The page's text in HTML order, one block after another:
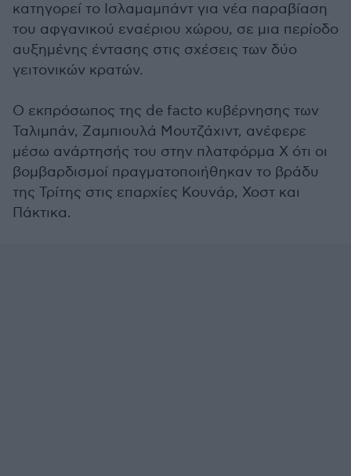
κατηγορεί το Ισλαμαμπάντ για νέα παραβίαση
του αφγανικού εναέριου χώρου, σε μια περίοδο
αυξημένης έντασης στις σχέσεις των δύο
γειτονικών κρατών.
Ο εκπρόσωπος της de facto κυβέρνησης των
Ταλιμπάν, Ζαμπιουλά Μουτζάχιντ, ανέφερε
μέσω ανάρτησής του στην πλατφόρμα Χ ότι οι
βομβαρδισμοί πραγματοποιήθηκαν το βράδυ
της Τρίτης στις επαρχίες Κουνάρ, Χοστ και
Πάκτικα.